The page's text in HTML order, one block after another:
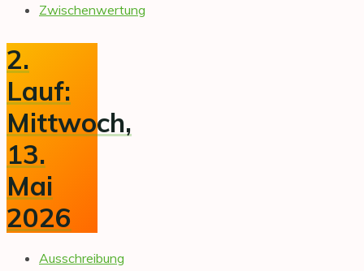
Zwischenwertung
2.
Lauf:
Mittwoch,
13.
Mai
2026
Ausschreibung